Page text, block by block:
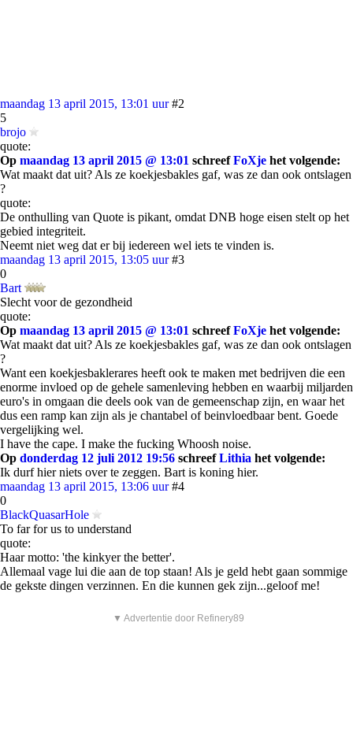
maandag 13 april 2015, 13:01 uur #2
5
brojo
quote:
Op maandag 13 april 2015 @ 13:01 schreefFoXje het volgende:
Wat maakt dat uit? Als ze koekjesbakles gaf, was ze dan ook ontslagen
?
quote:
De onthulling van Quote is pikant, omdat DNB hoge eisen stelt op het
gebied integriteit.
Neemt niet weg dat er bij iedereen wel iets te vinden is.
maandag 13 april 2015, 13:05 uur #3
0
Bart
Slecht voor de gezondheid
quote:
Op maandag 13 april 2015 @ 13:01 schreefFoXje het volgende:
Wat maakt dat uit? Als ze koekjesbakles gaf, was ze dan ook ontslagen
?
Want een koekjesbaklerares heeft ook te maken met bedrijven die een
enorme invloed op de gehele samenleving hebben en waarbij miljarden
euro's in omgaan die deels ook van de gemeenschap zijn, en waar het
dus een ramp kan zijn als je chantabel of beinvloedbaar bent. Goede
vergelijking wel.
I have the cape. I make the fucking Whoosh noise.
Op donderdag 12 juli 2012 19:56 schreefLithia het volgende:
Ik durf hier niets over te zeggen. Bart is koning hier.
maandag 13 april 2015, 13:06 uur #4
0
BlackQuasarHole
To far for us to understand
quote:
Haar motto: 'the kinkyer the better'.
Allemaal vage lui die aan de top staan! Als je geld hebt gaan sommige
de gekste dingen verzinnen. En die kunnen gek zijn...geloof me!
▼ Advertentie door Refinery89